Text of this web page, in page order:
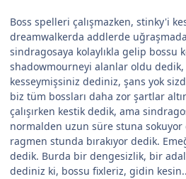
Boss spelleri çalışmazken, stinky'i
dreamwalkerda addlerde
sindragosaya kolaylıkla gelip bossu
shadowmourneyi alanlar oldu
kesseymişsiniz dediniz, şans yok
biz tüm bossları daha zor şartlar
çalışırken kestik dedik, ama
normalden uzun süre stuna
ragmen stunda bırakıyor dedik.
dedik. Burda bir dengesizlik, bir
dediniz ki, bossu fixleriz, gidin kesin..